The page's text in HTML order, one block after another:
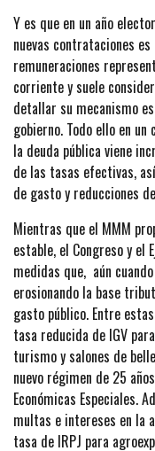
Y es que en un año
nuevas contrataciones
remuneraciones
corriente y suele
detallar su mecanismo
gobierno. Todo ello en
la deuda pública viene
de las tasas efectivas,
de gasto y reducciones
Mientras que el MMM
estable, el Congreso y el
medidas que, aún
erosionando la base
gasto público. Entre
tasa reducida de IGV
turismo y salones de
nuevo régimen de 25
Económicas Especiales.
multas e intereses en la
tasa de IRPJ para